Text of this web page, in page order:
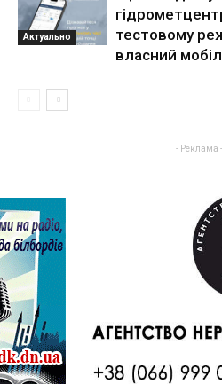
Актуально
тестовому
власний
- Реклама -